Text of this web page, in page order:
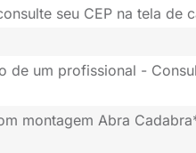
seu CEP na tela de
de um profissional -
montagem Abra